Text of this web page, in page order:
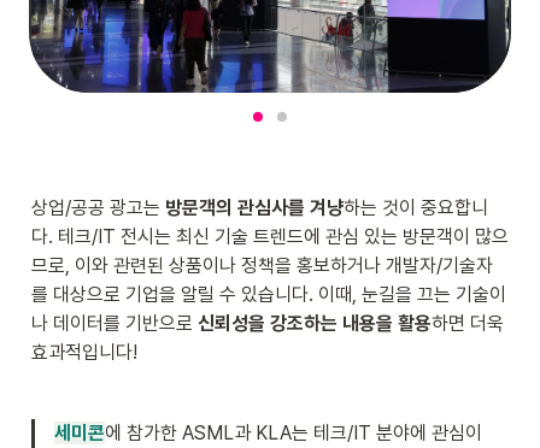
상업/공공 광고는 방문객의 관심사를 겨냥하는 것이 중요합니
다. 테크/IT 전시는 최신 기술 트렌드에 관심 있는 방문객이 많으
므로, 이와 관련된 상품이나 정책을 홍보하거나 개발자/기술자
를 대상으로 기업을 알릴 수 있습니다. 이때, 눈길을 끄는 기술이
나 데이터를 기반으로 신뢰성을 강조하는 내용을 활용하면 더욱
효과적입니다!
세미콘에 참가한 ASML과 KLA는 테크/IT 분야에 관심이